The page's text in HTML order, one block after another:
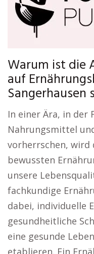
Warum ist die
auf
Sangerhausen
In einer Ära, in der
Nahrungsmittel
vorherrschen, wird
bewussten
unsere
fachkundige
dabei, individuelle
gesundheitliche
eine gesunde
etablieren. Ein